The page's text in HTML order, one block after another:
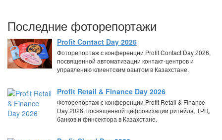
Последние фоторепортажи
Profit Contact Day 2026
Фоторепортаж с конференции Profit Contact Day 2026,
посвященной автоматизации контакт-центров и
управлению клиентским оаытом в Казахстане.
Profit Retail & Finance Day 2026
Фоторепортаж с конференции Profit Retail & Finance
Day 2026, посвященной цифровизации ритейла, ТРЦ,
банков и финсектора в Казахстане.